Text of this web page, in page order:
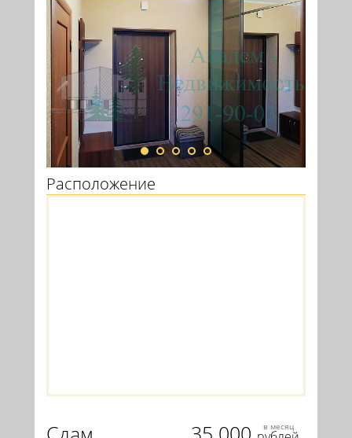
Расположение
в месяц